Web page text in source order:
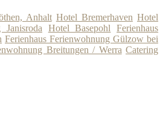
Anhalt Hotel Bremerhaven Hotel
Janisroda Hotel Basepohl
Ferienhaus
Ferienhaus Ferienwohnung Gülzow bei
Breitungen / Werra Catering